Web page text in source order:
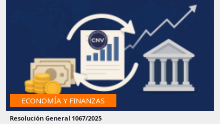
ECONOMÍA Y FINANZAS
Resolución General 1067/2025